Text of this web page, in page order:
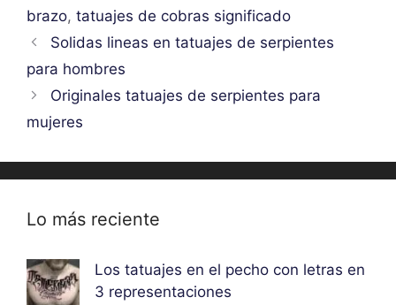
brazo, tatuajes de cobras significado
Solidas lineas en tatuajes de serpientes
para hombres
Originales tatuajes de serpientes para
mujeres
Lo más reciente
Los tatuajes en el pecho con letras en
3 representaciones